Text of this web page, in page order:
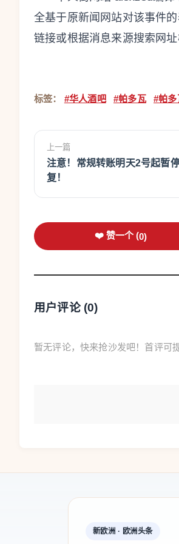
全基于原新闻网站对该事件
链接或根据消息来源搜索网
标签： #华人酒吧 #帕多瓦 #帕多
上一篇
注意！常规转账明天2号起暂
复！
❤️ 赞一个 (0)
用户评论 (0)
暂无评论，快来抢沙发吧！首评可
新欧洲 · 欧洲头条